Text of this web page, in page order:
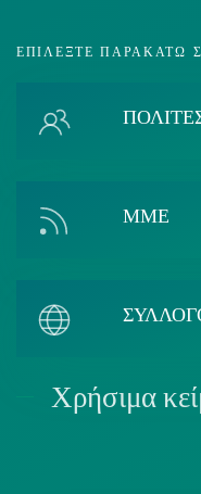
ΕΠΙΛΈΞΤΕ ΠΑΡΑΚΆΤΩ
ΜΜΕ
Χρήσιμα